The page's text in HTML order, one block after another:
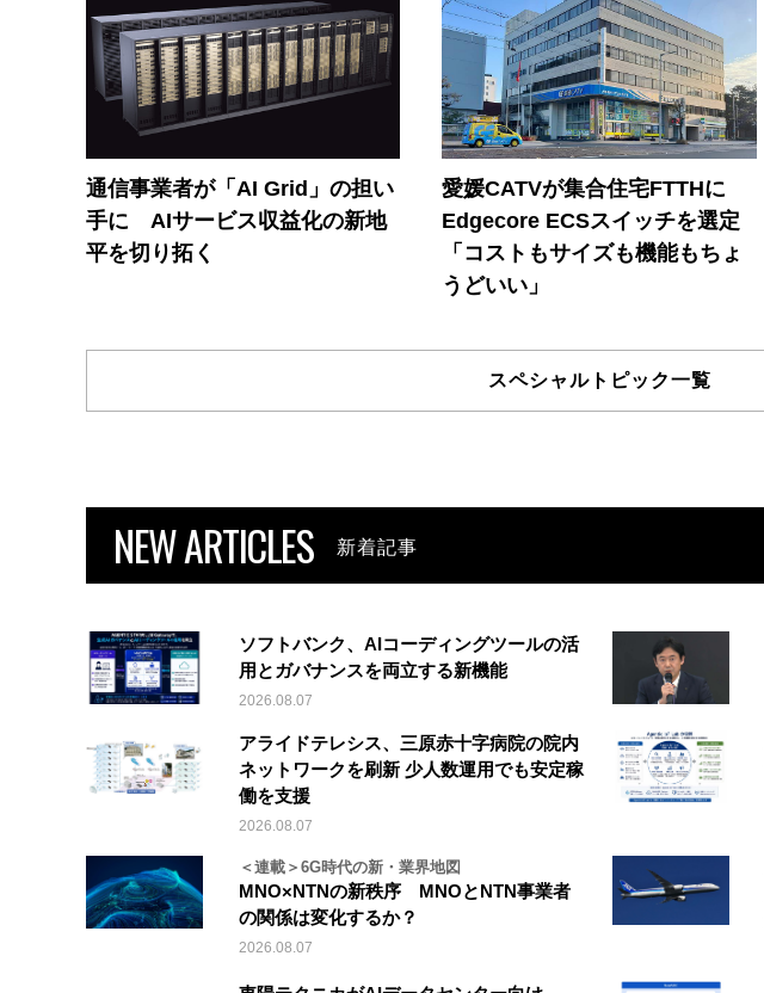
通信事業者が「AI Grid」の担い
手に AIサービス収益化の新地
平を切り拓く
愛媛CATVが集合住宅FTTHに
Edgecore ECSスイッチを選定
「コストもサイズも機能もちょ
うどいい」
スペシャルトピック一覧
NEW ARTICLES 新着記事
ソフトバンク、AIコーディングツールの活
用とガバナンスを両立する新機能
2026.08.07
アライドテレシス、三原赤十字病院の院内
ネットワークを刷新 少人数運用でも安定稼
働を支援
2026.08.07
＜連載＞6G時代の新・業界地図
MNO×NTNの新秩序 MNOとNTN事業者
の関係は変化するか？
2026.08.07